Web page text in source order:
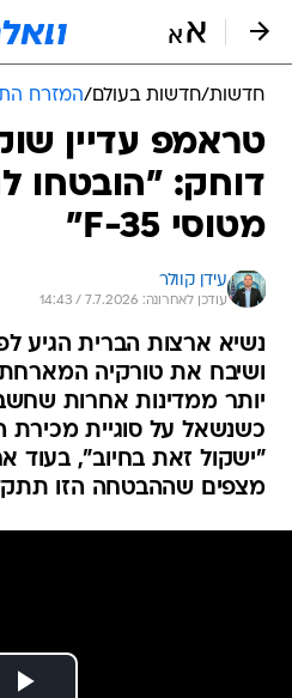
חדשות/חדשות בעולם/המזרח
טראמפ עדיין
דוחק: "הובטחו
מטוסי F-35"
עידן קוולר
עודכן לאחרונה: 7.7.2026 / 14:43
נשיא ארצות הברית הגיע
ושיבח את טורקיה
יותר ממדינות אחרות
כשנשאל על סוגיית מכירת
"ישקול זאת בחיוב", בעוד
מצפים שההבטחה הזו תתקדם